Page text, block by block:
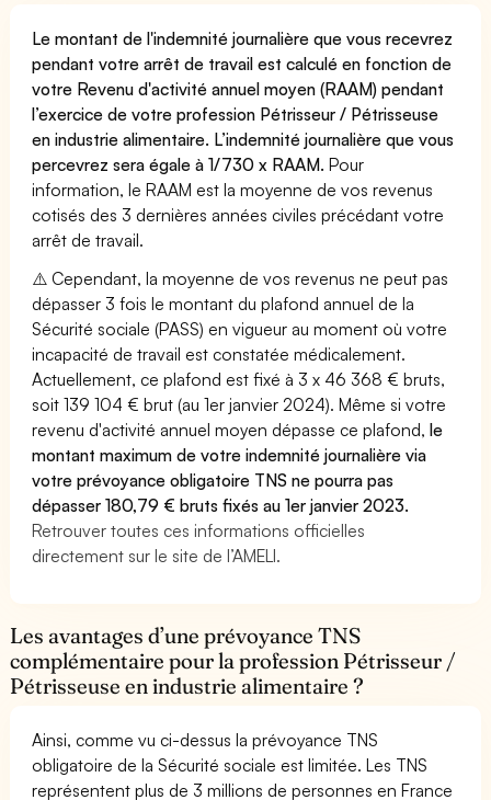
Le montant de l'indemnité journalière que vous recevrez
pendant votre arrêt de travail est calculé en fonction de
votre Revenu d'activité annuel moyen (RAAM) pendant
l’exercice de votre profession Pétrisseur / Pétrisseuse
en industrie alimentaire. L’indemnité journalière que vous
percevrez sera égale à 1/730 x RAAM. Pour
information, le RAAM est la moyenne de vos revenus
cotisés des 3 dernières années civiles précédant votre
arrêt de travail.
⚠️ Cependant, la moyenne de vos revenus ne peut pas
dépasser 3 fois le montant du plafond annuel de la
Sécurité sociale (PASS) en vigueur au moment où votre
incapacité de travail est constatée médicalement.
Actuellement, ce plafond est fixé à 3 x 46 368 € bruts,
soit 139 104 € brut (au 1er janvier 2024). Même si votre
revenu d'activité annuel moyen dépasse ce plafond,le
montant maximum de votre indemnité journalière via
votre prévoyance obligatoire TNS ne pourra pas
dépasser 180,79 € bruts fixés au 1er janvier 2023.
Retrouver toutes ces informations officielles
directement sur le site de l’AMELI.
Les avantages d’une prévoyance TNS
complémentaire pour la profession Pétrisseur /
Pétrisseuse en industrie alimentaire ?
Ainsi, comme vu ci-dessus la prévoyance TNS
obligatoire de la Sécurité sociale est limitée. Les TNS
représentent plus de 3 millions de personnes en France